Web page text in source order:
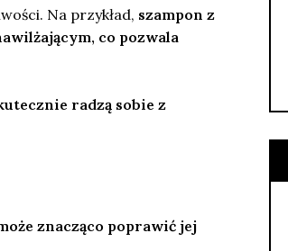
Na przykład, szampon z
co pozwala
radzą sobie z
znacząco poprawić jej